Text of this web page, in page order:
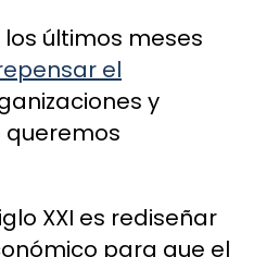
últimos meses
el
y
queremos
XXI es rediseñar
para que el